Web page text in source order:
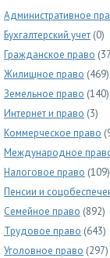
Административное
Бухгалтерский учет (0)
Гражданское право
Жилищное право (469)
Земельное право (140)
Интернет и право (3)
Коммерческое право
Международное
Налоговое право (109)
Пенсии и
Семейное право (892)
Трудовое право (643)
Уголовное право (297)